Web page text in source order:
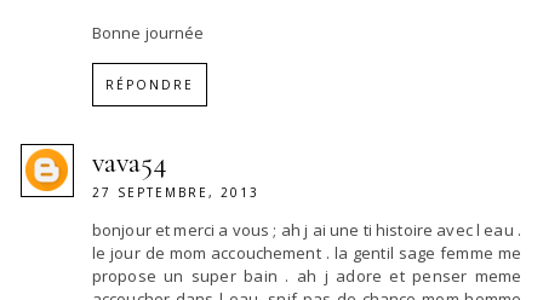
Bonne journée
RÉPONDRE
vava54
27 SEPTEMBRE, 2013
bonjour et merci a vous ; ah j ai une ti histoire avec l eau .
le jour de mom accouchement . la gentil sage femme me
propose un super bain . ah j adore et penser meme